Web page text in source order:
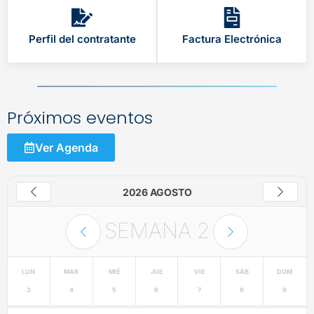
Perfil del contratante Factura Electrónica
Próximos eventos
Ver Agenda
2026 AGOSTO
SEMANA 2
LUN
3
MAR
4
MIÉ
5
JUE
6
VIE
7
SÁB
8
DOM
9